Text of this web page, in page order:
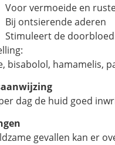
Voor vermoeide en
Bij ontsierende aderen
Stimuleert de
bisabolol, hamamelis,
dag de huid goed
gevallen kan er